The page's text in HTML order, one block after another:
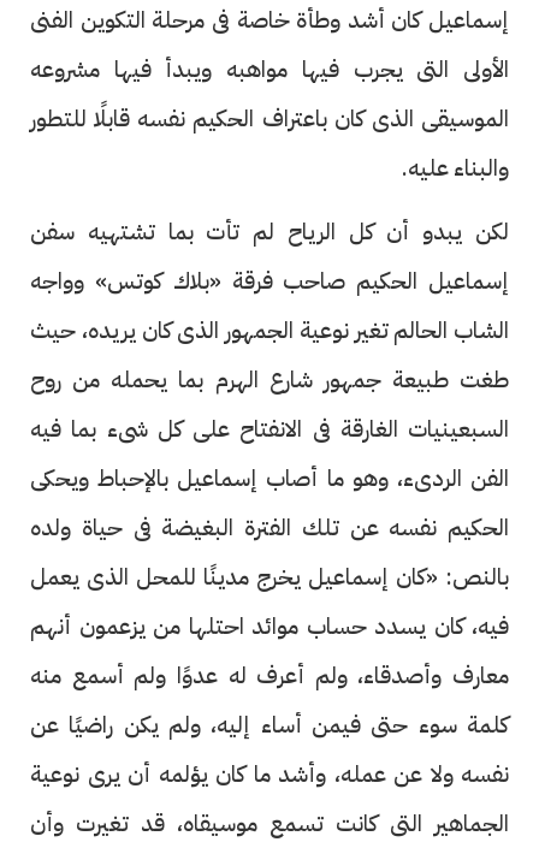
إسماعيل كان أشد وطأة خاصة فى مرحلة التكوين الفنى
الأولى التى يجرب فيها مواهبه ويبدأ فيها مشروعه
الموسيقى الذى كان باعتراف الحكيم نفسه قابلًا للتطور
والبناء عليه.
لكن يبدو أن كل الرياح لم تأت بما تشتهيه سفن
إسماعيل الحكيم صاحب فرقة «بلاك كوتس» وواجه
الشاب الحالم تغير نوعية الجمهور الذى كان يريده، حيث
طغت طبيعة جمهور شارع الهرم بما يحمله من روح
السبعينيات الغارقة فى الانفتاح على كل شىء بما فيه
الفن الردىء، وهو ما أصاب إسماعيل بالإحباط ويحكى
الحكيم نفسه عن تلك الفترة البغيضة فى حياة ولده
بالنص: «كان إسماعيل يخرج مدينًا للمحل الذى يعمل
فيه، كان يسدد حساب موائد احتلها من يزعمون أنهم
معارف وأصدقاء، ولم أعرف له عدوًا ولم أسمع منه
كلمة سوء حتى فيمن أساء إليه، ولم يكن راضيًا عن
نفسه ولا عن عمله، وأشد ما كان يؤلمه أن يرى نوعية
الجماهير التى كانت تسمع موسيقاه، قد تغيرت وأن